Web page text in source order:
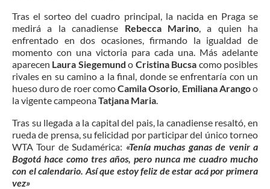
Tras el sorteo del cuadro principal, la nacida en Praga se
medirá a la canadiense Rebecca Marino, a quien ha
enfrentado en dos ocasiones, firmando la igualdad de
momento con una victoria para cada una. Más adelante
aparecen Laura Siegemund o Cristina Bucsa como posibles
rivales en su camino a la final, donde se enfrentaría con un
hueso duro de roer comoCamila Osorio Emiliana Arangoo
la vigente campeonaTatjana Maria
Tras su llegada a la capital del pais, la canadiense resaltó, en
rueda de prensa, su felicidad por participar del único torneo
WTA Tour de Sudamérica: «Tenía muchas ganas de venir a
Bogotá hace como tres años, pero nunca me cuadro mucho
con el calendario. Así que estoy feliz de estar acá por primera
vez»